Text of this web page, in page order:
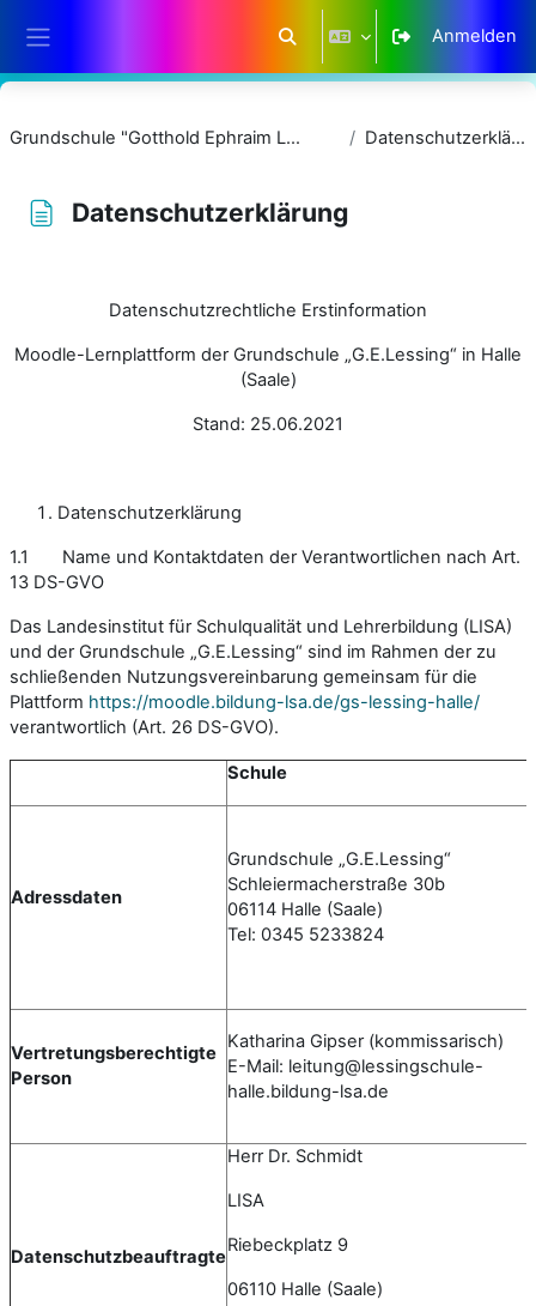
Sucheingabe umschalten
Anmelden
Grundschule "Gotthold Ephraim Lessing" Datenschutzerklärung
Datenschutzerklärung
Datenschutzrechtliche Erstinformation
Moodle-Lernplattform der Grundschule „G.E.Lessing“ in Halle
(Saale)
Stand: 25.06.2021
Datenschutzerklärung
1.1 Name und Kontaktdaten der Verantwortlichen nach Art.
13 DS-GVO
Das Landesinstitut für Schulqualität und Lehrerbildung (LISA)
und der Grundschule „G.E.Lessing“ sind im Rahmen der zu
schließenden Nutzungsvereinbarung gemeinsam für die
Plattform https://moodle.bildung-lsa.de/gs-lessing-halle/
verantwortlich (Art. 26 DS-GVO).
Schule
Adressdaten
Grundschule „G.E.Lessing“
Schleiermacherstraße 30b
06114 Halle (Saale)
Tel: 0345 5233824
Vertretungsberechtigte
Person
Katharina Gipser (kommissarisch)
E-Mail: leitung@lessingschule-
halle.bildung-lsa.de
Datenschutzbeauftragte
Herr Dr. Schmidt
LISA
Riebeckplatz 9
06110 Halle (Saale)